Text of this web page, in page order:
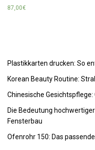
87,00€
Plastikkarten drucken: So
Korean Beauty Routine:
Chinesische
Die Bedeutung
Fensterbau
Ofenrohr 150: Das